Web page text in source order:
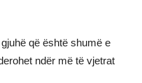
që është shumë e
ndër më të vjetrat